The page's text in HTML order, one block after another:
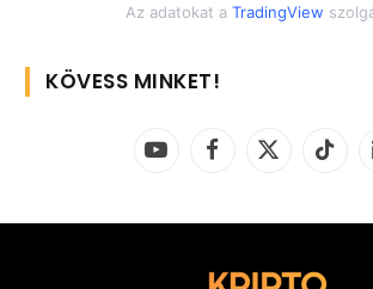
Az adatokat a TradingView
KÖVESS MINKET!
YouTubeFacebook
X
TikTok